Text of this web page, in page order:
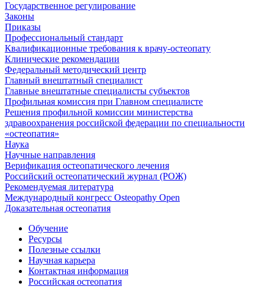
Государственное регулирование
Законы
Приказы
Профессиональный стандарт
Квалификационные требования к врачу-остеопату
Клинические рекомендации
Федеральный методический центр
Главный внештатный специалист
Главные внештатные специалисты субъектов
Профильная комиссия при Главном специалисте
Решения профильной комиссии министерства
здравоохранения российской федерации по специальности
«остеопатия»
Наука
Научные направления
Верификация остеопатического лечения
Российский остеопатический журнал (РОЖ)
Рекомендуемая литература
Международный конгресс Osteopathy Open
Доказательная остеопатия
Обучение
Ресурсы
Полезные ссылки
Научная карьера
Контактная информация
Российская остеопатия